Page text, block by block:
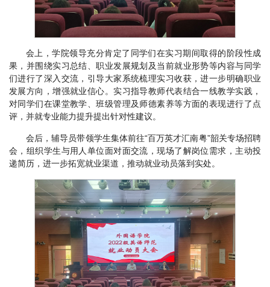
会上，学院领导充分肯定了同学们在实习期间取得的阶段性成
果，并围绕实习总结、职业发展规划及当前就业形势等内容与同学
们进行了深入交流，引导大家系统梳理实习收获，进一步明确职业
发展方向，增强就业信心。实习指导教师代表结合一线教学实践，
对同学们在课堂教学、班级管理及师德素养等方面的表现进行了点
评，并就专业能力提升提出针对性建议。
会后，辅导员带领学生集体前往“百万英才汇南粤”韶关专场招聘
会，组织学生与用人单位面对面交流，现场了解岗位需求，主动投
递简历，进一步拓宽就业渠道，推动就业动员落到实处。